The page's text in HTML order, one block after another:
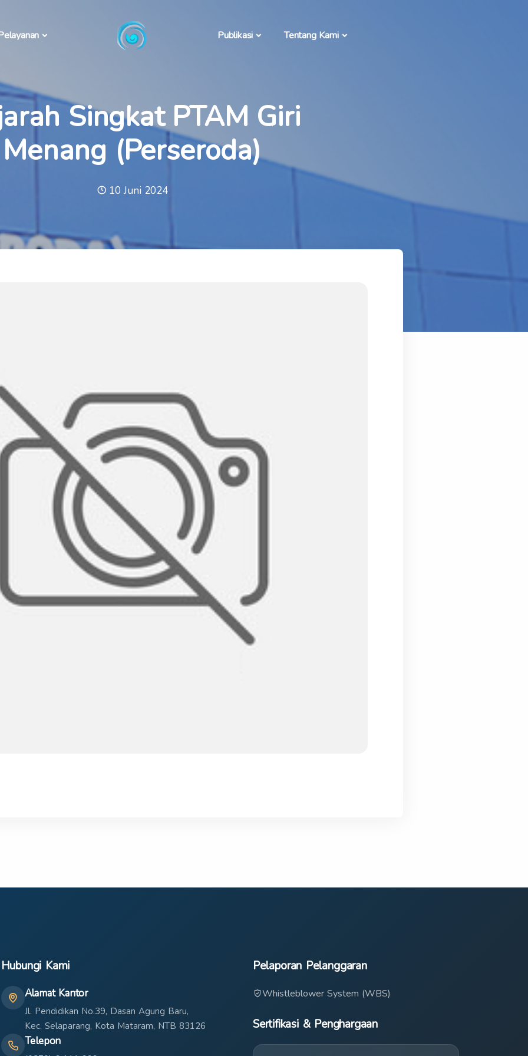
Publikasi Tentang Kami
Singkat PTAM Giri
Menang (Perseroda)
10 Juni 2024
Hubungi Kami
Alamat Kantor
Jl. Pendidikan No.39, Dasan Agung Baru,
Kec. Selaparang, Kota Mataram, NTB 83126
Telepon
Pelaporan Pelanggaran
Whistleblower System (WBS)
Sertifikasi & Penghargaan